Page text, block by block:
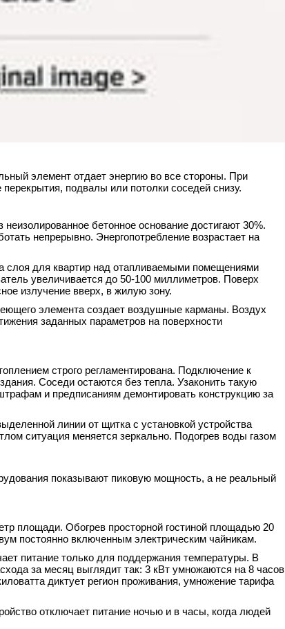
элемент отдает энергию во все стороны. При
подвалы или потолки соседей снизу.
бетонное основание достигают 30%.
непрерывно. Энергопотребление возрастает на
слоя для квартир над отапливаемыми помещениями
увеличивается до 50-100 миллиметров. Поверх
излучение вверх, в жилую зону.
элемента создает воздушные карманы. Воздух
заданных параметров на поверхности
строго регламентирована. Подключение к
Соседи остаются без тепла. Узаконить такую
и предписаниям демонтировать конструкцию за
линии от щитка с установкой устройства
ситуация меняется зеркально. Подогрев воды газом
показывают пиковую мощность, а не реальный
площади. Обогрев просторной гостиной площадью 20
постоянно включенным электрическим чайникам.
питание только для поддержания температуры. В
за месяц выглядит так: 3 кВт умножаются на 8 часов
диктует регион проживания, умножение тарифа
отключает питание ночью и в часы, когда людей